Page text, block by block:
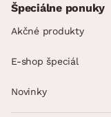
Špeciálne ponuky
Akčné produkty
E-shop špeciál
Novinky